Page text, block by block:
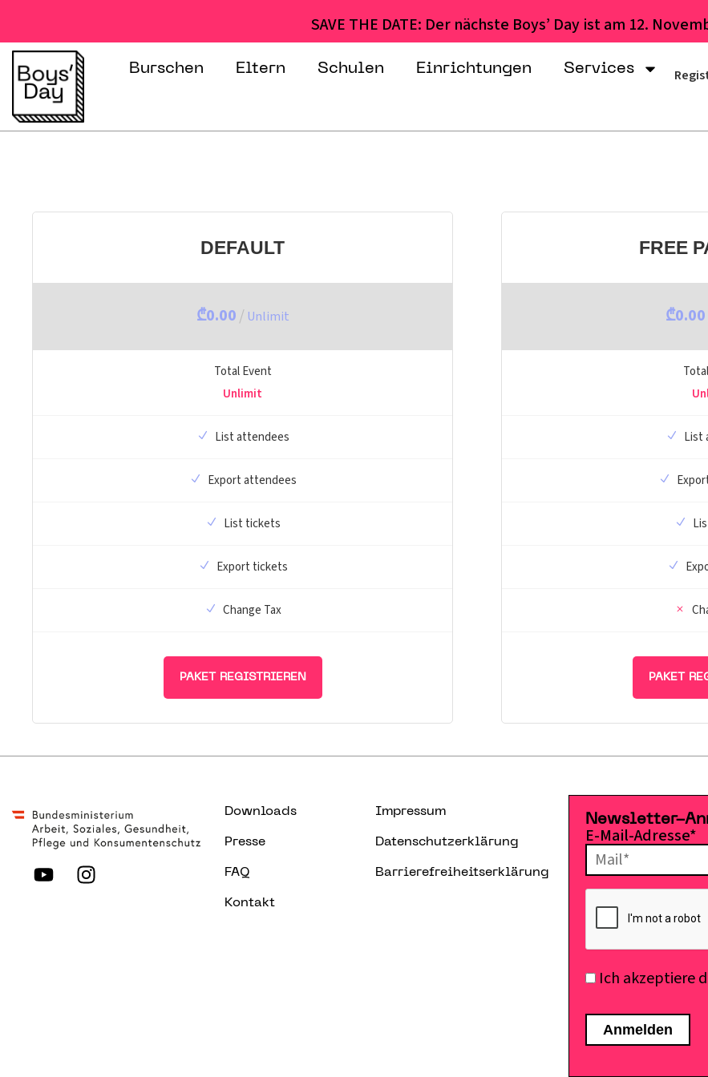
SAVE THE DATE: Der nächste Boys’ Day ist am 12.
Burschen Eltern Schulen Einrichtungen Services
DEFAULT
₾0.00/ Unlimit
Total Event
Unlimit
List attendees
Export attendees
List tickets
Export tickets
Change Tax
PAKET REGISTRIEREN
FREE
₾0.00
List
PAKET
Downloads
Presse
FAQ
Kontakt
Impressum
Datenschutzerklärung
Barrierefreiheitserklärung
Newsletter-
E-Mail-Adresse*
Ich akzeptiere